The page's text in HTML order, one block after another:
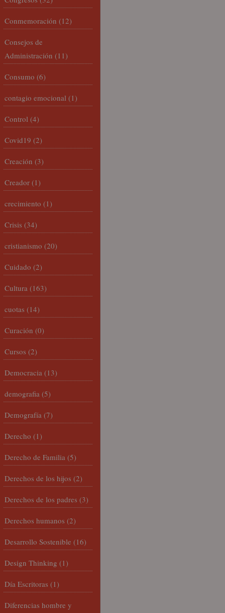
Conmemoración (12)
Consejos de
Administración (11)
Consumo (6)
contagio emocional (1)
Control (4)
Covid19 (2)
Creación (3)
Creador (1)
crecimiento (1)
Crisis (34)
cristianismo (20)
Cuidado (2)
Cultura (163)
cuotas (14)
Curación (0)
Cursos (2)
Democracia (13)
demografia (5)
Demografía (7)
Derecho (1)
Derecho de Familia (5)
Derechos de los hijos (2)
Derechos de los padres (3)
Derechos humanos (2)
Desarrollo Sostenible (16)
Design Thinking (1)
Día Escritoras (1)
Diferencias hombre y